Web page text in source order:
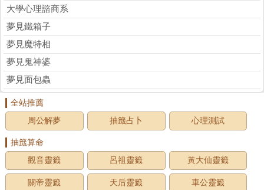
大學心理諮商系
夢見鐵箱子
夢見魔特相
夢見鬼神婆
夢見面包蟲
全站推薦
周公解夢
抽籤占卜 心理測試
抽籤算命
觀音靈籤
呂祖靈籤 黃大仙靈籤
關帝靈籤 天后靈籤 車公靈籤